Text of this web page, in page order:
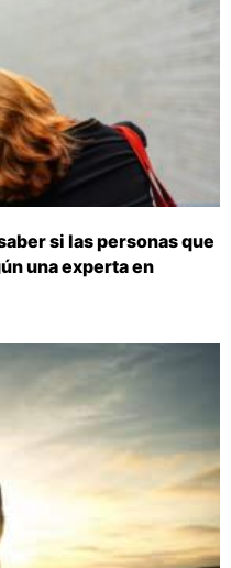
si las personas que
una experta en